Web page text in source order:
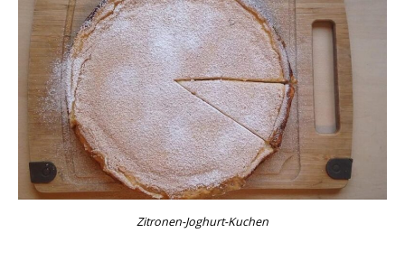
Zitronen-Joghurt-Kuchen